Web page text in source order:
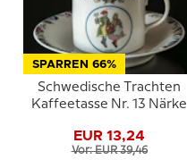
SPARREN 66%
Schwedische Trachten
Kaffeetasse Nr. 13 Närke
EUR 13,24
Vor: EUR 39,46